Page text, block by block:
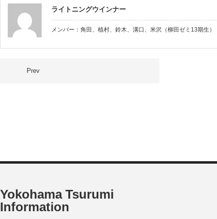
ライトニングウインナー
メンバー：角田、植村、鈴木、溝口、米沢（柳田ゼミ13期生）
Prev
Yokohama Tsurumi
Information